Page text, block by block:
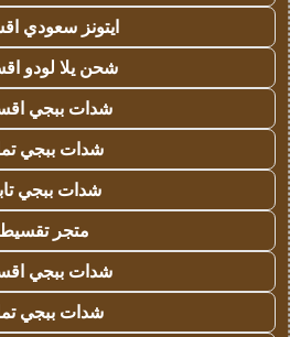
ايتونز سعودي
شحن يلا لودو
شدات ببجي
شدات ببجي
شدات ببجي
متجر تقسيط
شدات ببجي
شدات ببجي